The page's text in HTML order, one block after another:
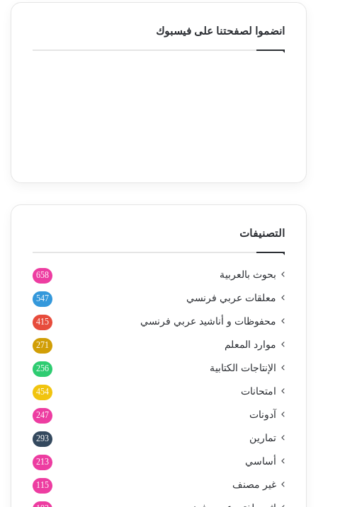
انضموا لصفحتنا على فيسبوك
التصنيفات
بحوث بالعربية 658
معلقات عربي فرنسي 547
محفوظات و أناشيد عربي فرنسي 415
موارد المعلم 271
الإنتاجات الكتابية 256
امتحانات 454
آدونات 247
تمارين 293
أساسي 213
غير مصنف 115